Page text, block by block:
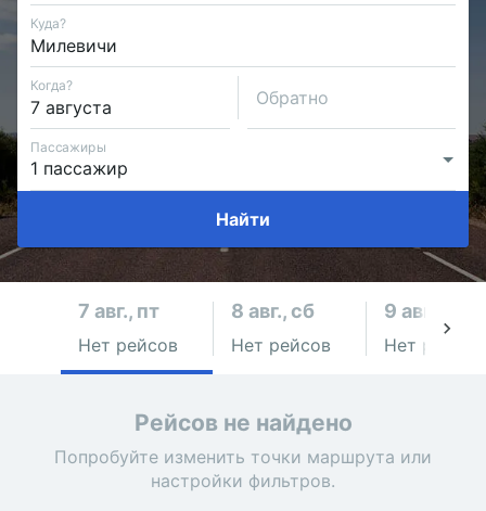
Куда?
Когда?
Обратно
Пассажиры
Найти
7 авг., пт
Нет рейсов
8 авг., сб
Нет рейсов
9 авг., вс
Нет рейсов
Рейсов не найдено
Попробуйте изменить точки маршрута или
настройки фильтров.